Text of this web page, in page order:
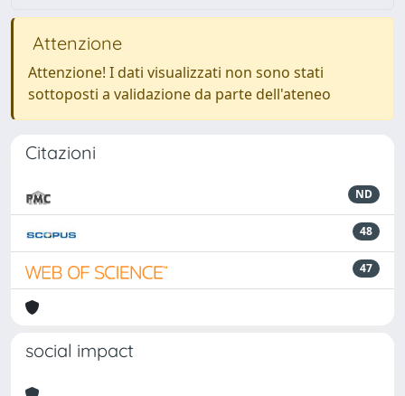
Attenzione
Attenzione! I dati visualizzati non sono stati
sottoposti a validazione da parte dell'ateneo
Citazioni
ND
48
47
social impact